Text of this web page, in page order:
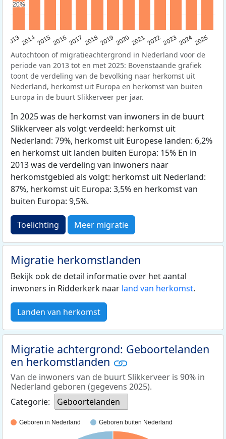
20132014201520162017 20182019 202020212022202320242025
20%
20%
Autochtoon of migratieachtergrond in Nederland voor de
periode van 2013 tot en met 2025: Bovenstaande grafiek
toont de verdeling van de bevolking naar herkomst uit
Nederland, herkomst uit Europa en herkomst van buiten
Europa in de buurt Slikkerveer per jaar.
In 2025 was de herkomst van inwoners in de buurt
Slikkerveer als volgt verdeeld: herkomst uit
Nederland: 79%, herkomst uit Europese landen: 6,2%
en herkomst uit landen buiten Europa: 15% En in
2013 was de verdeling van inwoners naar
herkomstgebied als volgt: herkomst uit Nederland:
87%, herkomst uit Europa: 3,5% en herkomst van
buiten Europa: 9,5%.
Toelichting Meer migratie
Migratie herkomstlanden
Bekijk ook de detail informatie over het aantal
inwoners in Ridderkerk naar land van herkomst.
Landen van herkomst
Migratie achtergrond: Geboortelanden
en herkomstlanden
Van de inwoners van de buurt Slikkerveer is 90% in
Nederland geboren (gegevens 2025).
Categorie:
Geboortelanden
Geboren in Nederland Geboren buiten Nederland